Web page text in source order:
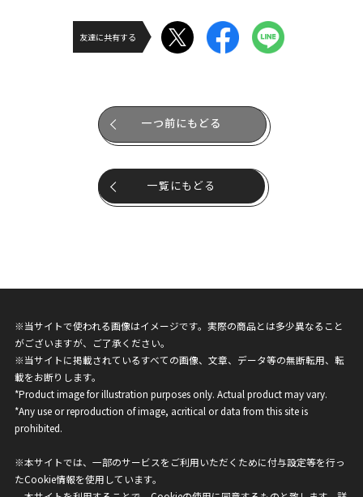
友達に共有する
一つ前にもどる
一覧にもどる
※当サイトで使われる画像はイメージです。実際の商品とは多少異なること
がございますが、ご了承ください。
※当サイトに掲載されているすべての画像、文章、データ等の無断転用、転
載をお断りします。
*Product image for illustration purposes only. Actual product may vary.
*Any use or reproduction of image, acritical or data from this site is
prohibited.
※本サイトでは、一部のサービスをご利用いただくために付与設定等を行っ
たCookie情報を使用しています。